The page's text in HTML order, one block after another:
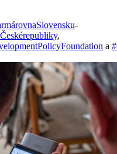
-
,
a